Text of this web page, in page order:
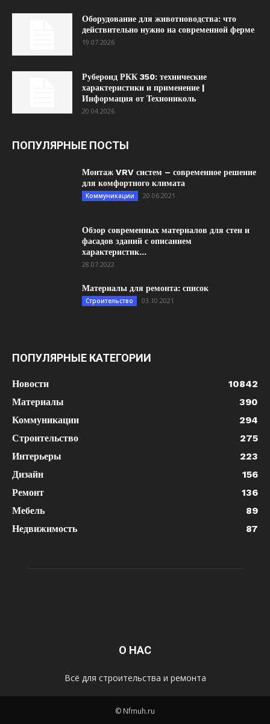
Оборудование для животноводства: что
действительно нужно на современной ферме
19.07.2026
Рубероид РКК 350: технические
характеристики и применение |
Информация от Технониколь
20.04.2026
ПОПУЛЯРНЫЕ ПОСТЫ
Монтаж VRV систем – современное решение
для комфортного климата
Коммуникации 20.06.2021
Обзор современных материалов для стен и
фасадов зданий с описанием
характеристик...
28.07.2022
Материалы для ремонта: список
Строительство 03.10.2021
ПОПУЛЯРНЫЕ КАТЕГОРИИ
Новости
10842
Материалы
390
Коммуникации
294
Строительство
275
Интерьеры
223
Дизайн
156
Ремонт
136
Мебель
89
Недвижимость
87
О НАС
Всё для строительства и ремонта
© Nfmuh.ru